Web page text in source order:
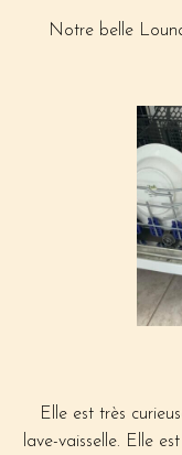
Notre belle
Elle est très
lave-vaisselle. Elle